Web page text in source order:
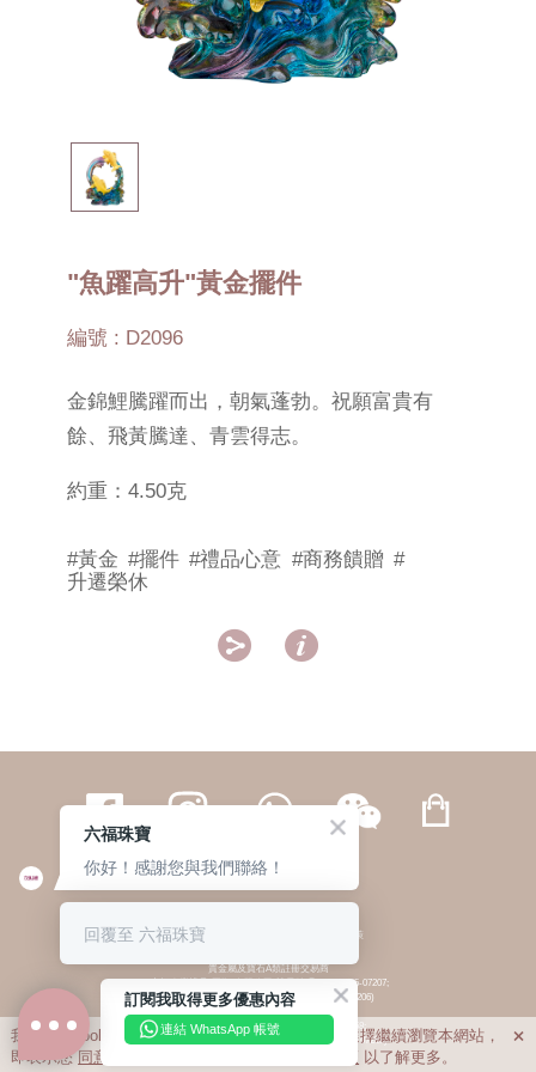
"魚躍高升"黃金擺件
編號 : D2096
金錦鯉騰躍而出，朝氣蓬勃。祝願富貴有
餘、飛黃騰達、青雲得志。
約重：4.50克
#黃金 #擺件 #禮品心意 #商務饋贈 #
升遷榮休
 
繁體 | 簡体
© 六福集團 版權所有 不得轉載 私隱政策
貴金屬及寶石A類註冊交易商
(六福企業禮品(國際)有限公司-註冊號碼:A-B-24-05-07207;
六福電子商貿有限公司-註冊號碼:A-B-24-05-07206)
貴金屬及寶石B類註冊交易商
(六福集團有限公司-註冊號碼:B-B-24-05-07258;
六福珠寶金行(香港)有限公司-註冊號碼:B-B-24-05-07259)
我們利用cookies為您提供最佳的瀏覽體驗。若您選擇繼續瀏覽本網站，
即表示您 同意 私隱政策 以了解更多。

訂閱我取得更多優惠內容
連結 WhatsApp 帳號
六福珠寶
你好！感謝您與我們聯絡！
回覆至 六福珠寶